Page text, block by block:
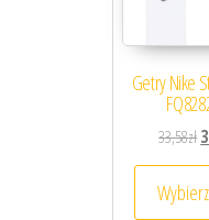
Getry Nike
33,58zł